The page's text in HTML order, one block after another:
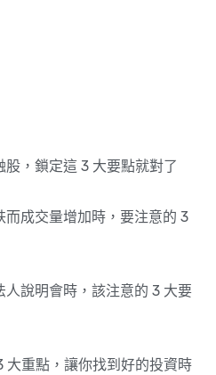
，鎖定這 3 大要點就對了
成交量增加時，要注意的 3
說明會時，該注意的 3 大要
大重點，讓你找到好的投資時